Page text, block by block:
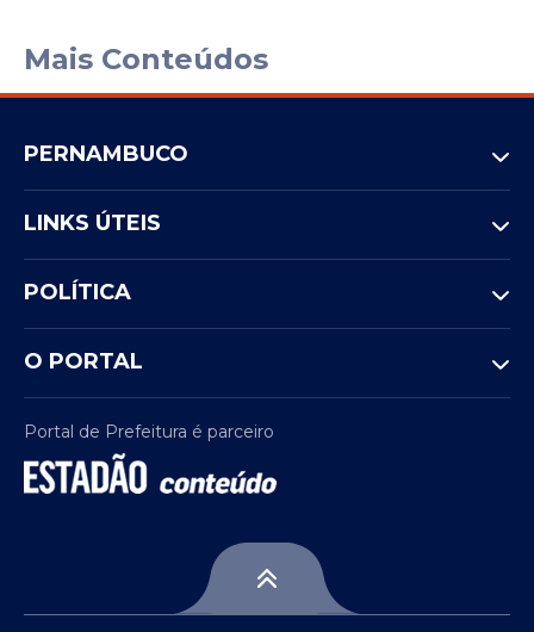
Mais Conteúdos
PERNAMBUCO
LINKS ÚTEIS
POLÍTICA
O PORTAL
Portal de Prefeitura é parceiro